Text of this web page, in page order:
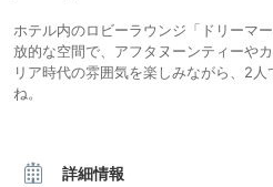
ホテル内のロビーラウンジ「ドリーマ
放的な空間で、アフタヌーンティーや
リア時代の雰囲気を楽しみながら、2
ね。
詳細情報